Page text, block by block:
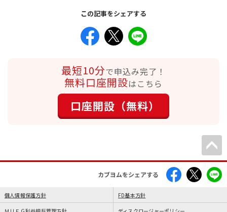
この記事をシェアする
最短10分で申込み完了！
無料口座開設はこちら
口座開設（無料）
カブヨムをシェアする
個人情報保護方針 FD基本方針